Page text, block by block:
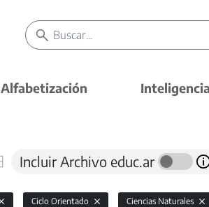
Alfabetización
Incluir Archivo educ.ar
Ciclo Orientado Ciencias Naturales